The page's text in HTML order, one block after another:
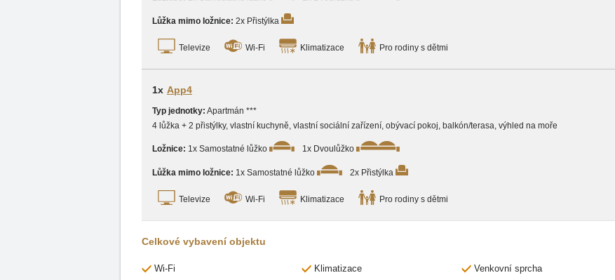
Lůžka mimo ložnice: 2x Přistýlka
Televize Wi-Fi Klimatizace Pro rodiny s dětmi
1x App4
Typ jednotky: Apartmán ***
4 lůžka + 2 přistýlky, vlastní kuchyně, vlastní sociální zařízení, obývací pokoj, balkón/terasa, výhled na moře
Ložnice: 1x Samostatné lůžko 1x Dvoulůžko
Lůžka mimo ložnice: 1x Samostatné lůžko 2x Přistýlka
Televize Wi-Fi Klimatizace Pro rodiny s dětmi
Celkové vybavení objektu
Wi-Fi Klimatizace Venkovní sprcha